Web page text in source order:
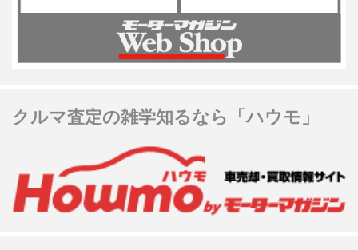
クルマ査定の雑学知るなら「ハウモ」